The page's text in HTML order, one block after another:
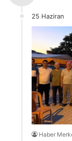
25 Haziran
Haber